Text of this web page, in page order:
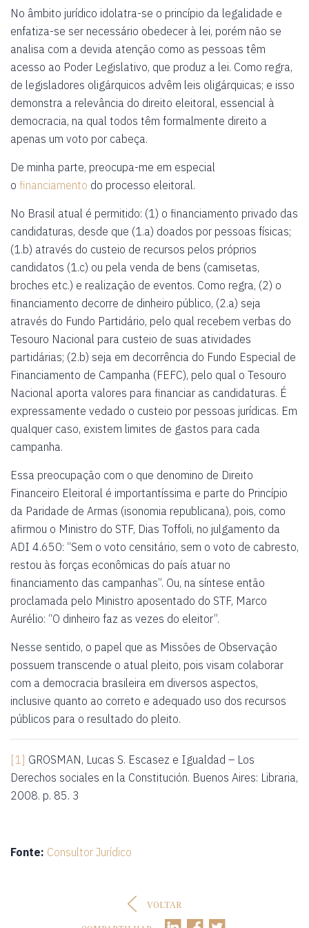
No âmbito jurídico idolatra-se o princípio da legalidade e
enfatiza-se ser necessário obedecer à lei, porém não se
analisa com a devida atenção como as pessoas têm
acesso ao Poder Legislativo, que produz a lei. Como regra,
de legisladores oligárquicos advêm leis oligárquicas; e isso
demonstra a relevância do direito eleitoral, essencial à
democracia, na qual todos têm formalmente direito a
apenas um voto por cabeça.
De minha parte, preocupa-me em especial
o financiamento do processo eleitoral.
No Brasil atual é permitido: (1) o financiamento privado das
candidaturas, desde que (1.a) doados por pessoas físicas;
(1.b) através do custeio de recursos pelos próprios
candidatos (1.c) ou pela venda de bens (camisetas,
broches etc.) e realização de eventos. Como regra, (2) o
financiamento decorre de dinheiro público, (2.a) seja
através do Fundo Partidário, pelo qual recebem verbas do
Tesouro Nacional para custeio de suas atividades
partidárias; (2.b) seja em decorrência do Fundo Especial de
Financiamento de Campanha (FEFC), pelo qual o Tesouro
Nacional aporta valores para financiar as candidaturas. É
expressamente vedado o custeio por pessoas jurídicas. Em
qualquer caso, existem limites de gastos para cada
campanha.
Essa preocupação com o que denomino de Direito
Financeiro Eleitoral é importantíssima e parte do Princípio
da Paridade de Armas (isonomia republicana), pois, como
afirmou o Ministro do STF, Dias Toffoli, no julgamento da
ADI 4.650: “Sem o voto censitário, sem o voto de cabresto,
restou às forças econômicas do país atuar no
financiamento das campanhas”. Ou, na síntese então
proclamada pelo Ministro aposentado do STF, Marco
Aurélio: “O dinheiro faz as vezes do eleitor”.
Nesse sentido, o papel que as Missões de Observação
possuem transcende o atual pleito, pois visam colaborar
com a democracia brasileira em diversos aspectos,
inclusive quanto ao correto e adequado uso dos recursos
públicos para o resultado do pleito.
[1] GROSMAN, Lucas S. Escasez e Igualdad – Los
Derechos sociales en la Constitución. Buenos Aires: Libraria,
2008. p. 85. 3
Fonte: Consultor Jurídico
VOLTAR